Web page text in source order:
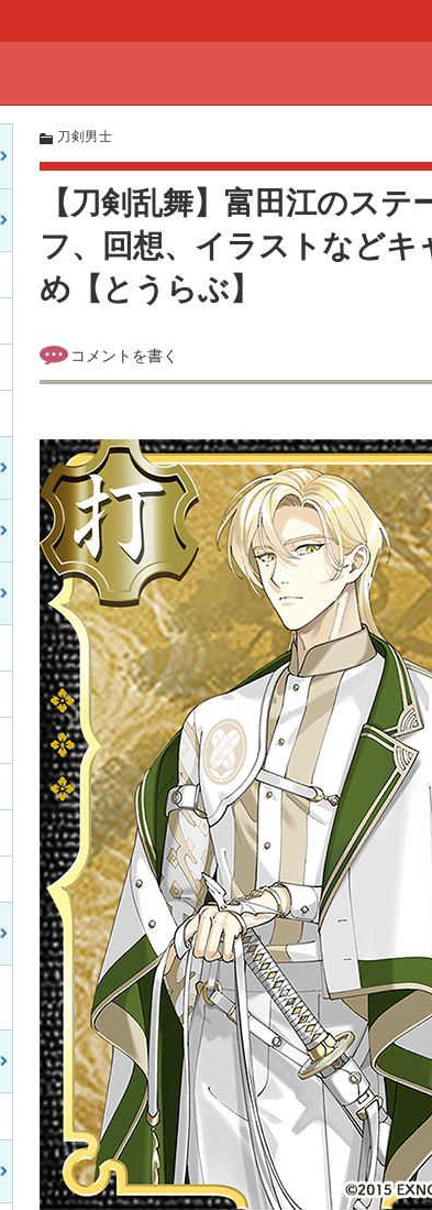
刀剣男士
【刀剣乱舞】富田江のステ
フ、回想、イラストなどキ
め【とうらぶ】